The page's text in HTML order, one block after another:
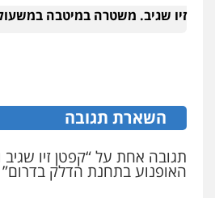
זיו שגיב. משטרה במיטבה
השארת תגובה
תגובה אחת על “קפטן זיו שגיב
האופנוע בתחנת הדלק בדרום”
0528959600
0545437431
עו"ד עלי סעדי
פלילי פשיעה חמורה
ומעצרים